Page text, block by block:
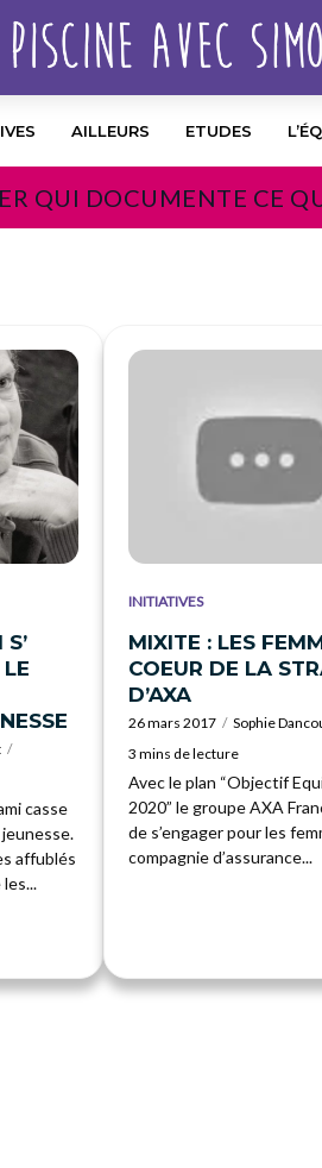
AILLEURS ETUDES
QUI DOCUMENTE CE
casse
affublés
INITIATIVES
MIXITE : LES
COEUR DE LA
D’AXA
26 mars 2017
Sophie
3 mins de lecture
Avec le plan “Objectif
2020” le groupe AXA
de s’engager pour les
compagnie d’assurance...